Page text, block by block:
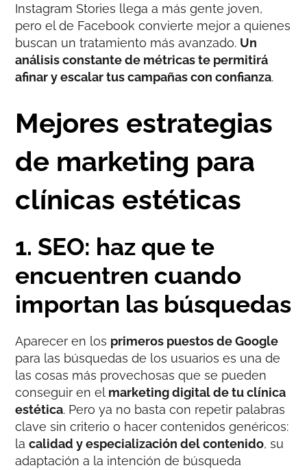
Instagram Stories llega a más gente joven,
pero el de Facebook convierte mejor a quienes
buscan un tratamiento más avanzado. Un
análisis constante de métricas te permitirá
afinar y escalar tus campañas con confianza.
Mejores estrategias
de marketing para
clínicas estéticas
1. SEO: haz que te
encuentren cuando
importan las búsquedas
Aparecer en los primeros puestos de Google
para las búsquedas de los usuarios es una de
las cosas más provechosas que se pueden
conseguir en el marketing digital de tu clínica
estética. Pero ya no basta con repetir palabras
clave sin criterio o hacer contenidos genéricos:
lacalidad y especialización del contenido, su
adaptación a la intención de búsqueda